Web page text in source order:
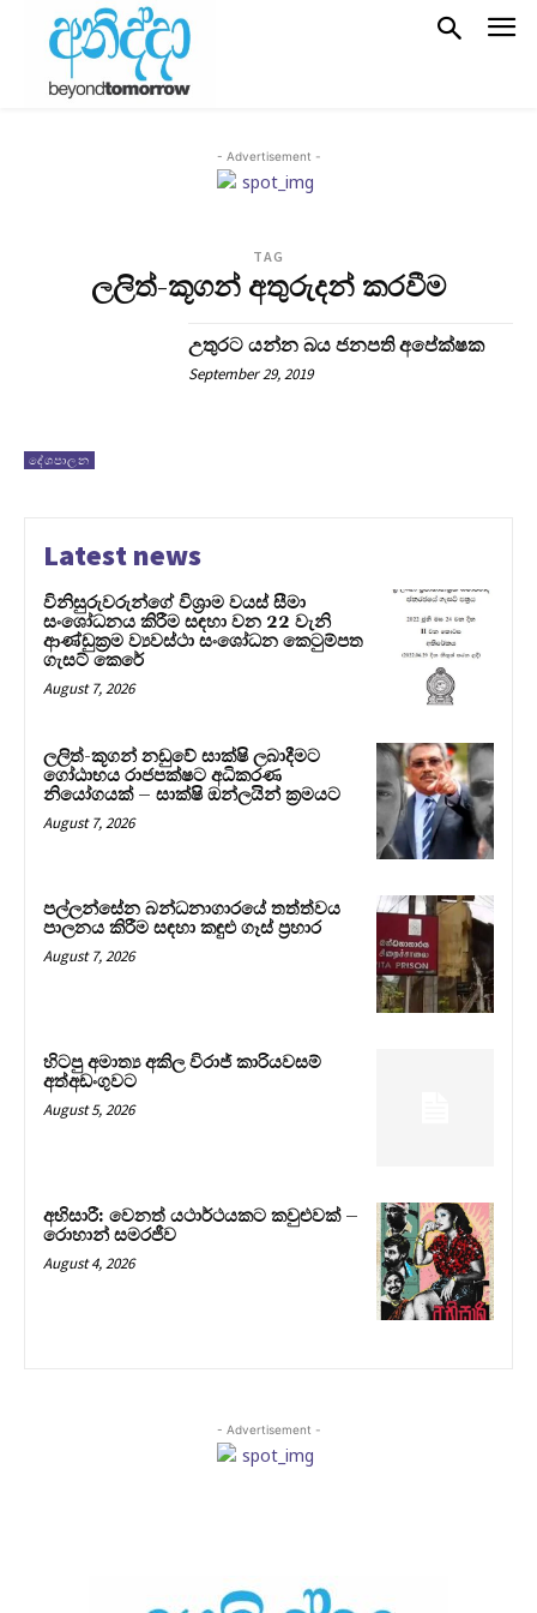
- Advertisement -
TAG
ලලිත්-කූගන් අතුරුදන් කරවීම
දේශපාලන
උතුරට යන්න බය ජනපති අපේක්ෂක
September 29, 2019
Latest news
විනිසුරුවරුන්ගේ විශ්‍රාම වයස් සීමා
සංශෝධනය කිරීම සඳහා වන 22 වැනි
ආණ්ඩුක්‍රම ව්‍යවස්ථා සංශෝධන කෙටුම්පත
ගැසට් කෙරේ
August 7, 2026
ලලිත්-කූගන් නඩුවේ සාක්ෂි ලබාදීමට
ගෝඨාභය රාජපක්ෂට අධිකරණ
නියෝගයක් – සාක්ෂි ඔන්ලයින් ක්‍රමයට
August 7, 2026
පල්ලන්සේන බන්ධනාගාරයේ තත්ත්වය
පාලනය කිරීම සඳහා කඳුළු ගෑස් ප්‍රහාර
August 7, 2026
හිටපු අමාත්‍ය අකිල විරාජ් කාරියවසම්
අත්අඩංගුවට
August 5, 2026
අභිසාරී: වෙනත් යථාර්ථයකට කවුළුවක් –
රොහාන් සමරජීව
August 4, 2026
- Advertisement -